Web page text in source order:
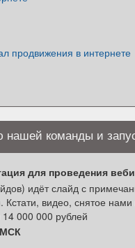
продвижения в интернете
нашей команды и
для проведения
идёт слайд с
Кстати, видео, снятое
000 000 рублей